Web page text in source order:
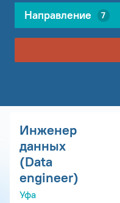
Направление 7
Инженер
данных
(Data
engineer)
Уфа